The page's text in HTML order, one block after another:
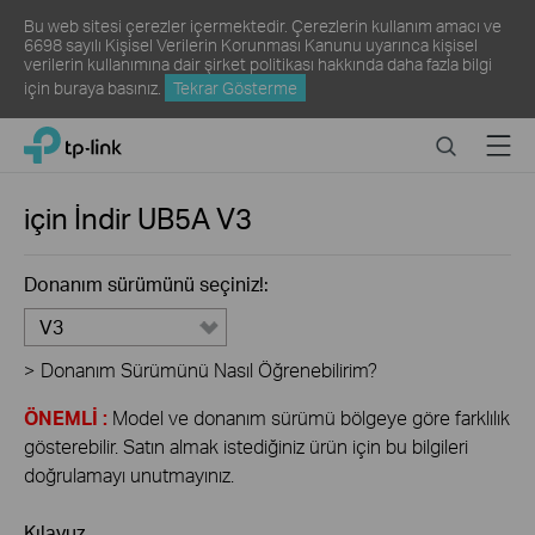
Bu web sitesi çerezler içermektedir. Çerezlerin kullanım amacı ve
6698 sayılı Kişisel Verilerin Korunması Kanunu uyarınca kişisel
verilerin kullanımına dair şirket politikası hakkında daha fazla bilgi
için buraya basınız. Tekrar Gösterme
Click
navigation
TP-Link, Reliably Smart SearchMenu
için İndirUB5AV3
Donanım sürümünü seçiniz!:
V3
> Donanım Sürümünü Nasıl Öğrenebilirim?
ÖNEMLİ : Model ve donanım sürümü bölgeye göre farklılık
gösterebilir. Satın almak istediğiniz ürün için bu bilgileri
doğrulamayı unutmayınız.